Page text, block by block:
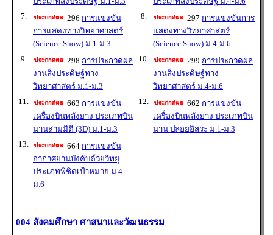
7.
296 การแข่งขัน
การแสดงทางวิทยาศาสตร์
(Science Show) ม.1-ม.3
8. 297 การแข่งขันการ
แสดงทางวิทยาศาสตร์
(Science Show) ม.4-ม.6
9.
298 การประกวดผล
งานสิ่งประดิษฐ์ทาง
วิทยาศาสตร์ ม.1-ม.3
10. 299 การประกวดผล
งานสิ่งประดิษฐ์ทาง
วิทยาศาสตร์ ม.4-ม.6
11.
663 การแข่งขัน
เครื่องบินพลังยาง ประเภทบิน
นานสามมิติ (3D) ม.1-ม.3
12. 662 การแข่งขัน
เครื่องบินพลังยาง ประเภทบิน
นาน ปล่อยอิสระ ม.1-ม.3
13.
664 การแข่งขัน
อากาศยานบังคับด้วยวิทยุ
ประเภทพิชิตเป้าหมาย ม.4-
ม.6
004 สังคมศึกษา ศาสนาและวัฒนธรรม